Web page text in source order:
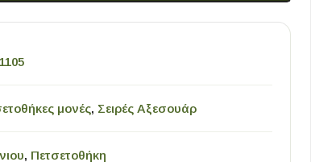
μονές, Σειρές Αξεσουάρ
, Πετσετοθήκη